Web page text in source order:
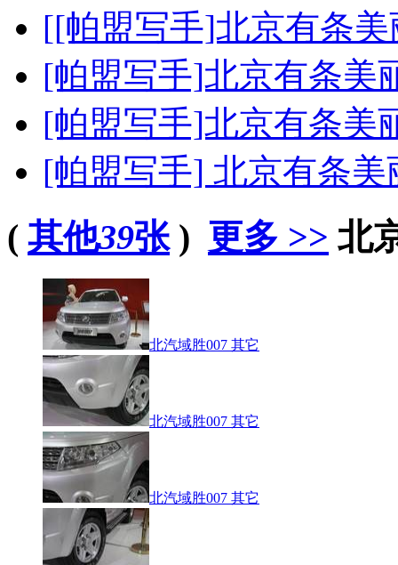
[[帕盟写手]北京有条
[帕盟写手]北京有条美
[帕盟写手]北京有条
[帕盟写手] 北京有条美
( 其他39张) 更多 >> 北
北汽域胜007 其它
北汽域胜007 其它
北汽域胜007 其它